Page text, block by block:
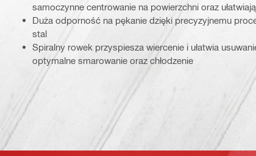
samoczynne centrowanie na powierzchni oraz
Duża odporność na pękanie dzięki precyzyjnemu
stal
Spiralny rowek przyspiesza wiercenie i ułatwia
optymalne smarowanie oraz chłodzenie